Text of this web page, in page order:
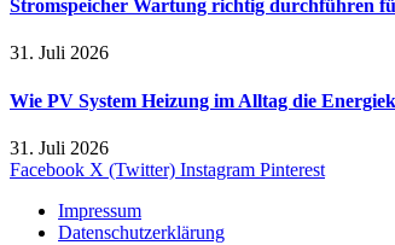
Stromspeicher Wartung richtig durchführen
31. Juli 2026
Wie PV System Heizung im Alltag die
31. Juli 2026
Facebook X (Twitter) Instagram Pinterest
Impressum
Datenschutzerklärung